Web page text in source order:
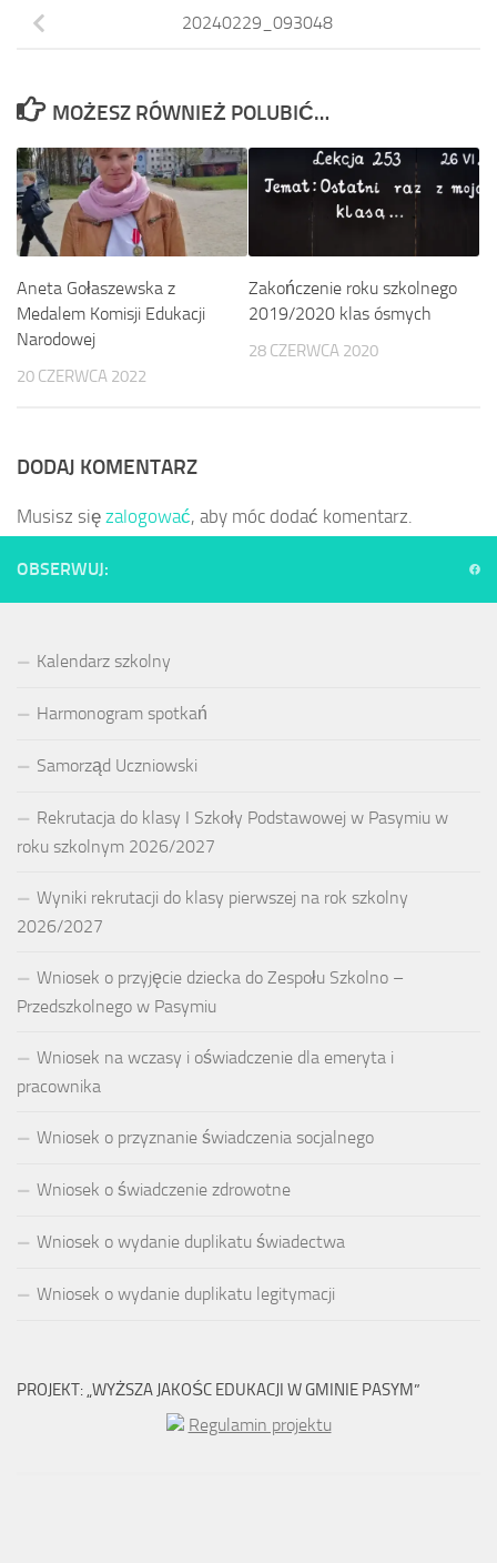
20240229_093048
MOŻESZ RÓWNIEŻ POLUBIĆ…
Aneta Gołaszewska z
Medalem Komisji Edukacji
Narodowej
20 CZERWCA 2022
Zakończenie roku szkolnego
2019/2020 klas ósmych
28 CZERWCA 2020
DODAJ KOMENTARZ
Musisz się zalogować, aby móc dodać komentarz.
OBSERWUJ:
Kalendarz szkolny
Harmonogram spotkań
Samorząd Uczniowski
Rekrutacja do klasy I Szkoły Podstawowej w Pasymiu w
roku szkolnym 2026/2027
Wyniki rekrutacji do klasy pierwszej na rok szkolny
2026/2027
Wniosek o przyjęcie dziecka do Zespołu Szkolno –
Przedszkolnego w Pasymiu
Wniosek na wczasy i oświadczenie dla emeryta i
pracownika
Wniosek o przyznanie świadczenia socjalnego
Wniosek o świadczenie zdrowotne
Wniosek o wydanie duplikatu świadectwa
Wniosek o wydanie duplikatu legitymacji
PROJEKT: „WYŻSZA JAKOŚC EDUKACJI W GMINIE PASYM”
Regulamin projektu